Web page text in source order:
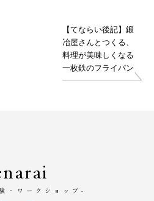
【てならい後記】鍛
冶屋さんとつくる、
料理が美味しくなる
一枚鉄のフライパン
・ワークショップ-